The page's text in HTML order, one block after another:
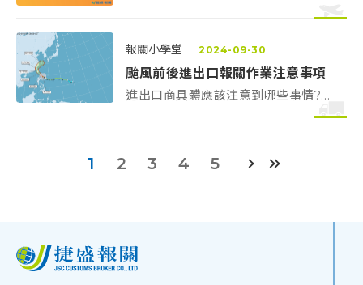
告》，公布2025年進口關稅調整方案
颱風前後進出口報關作業注意事項
報關小學堂 2024-09-30
進出口商具體應該注意到哪些事情?報
關小學堂帶你一一來審視應注意的眉
1 2 3 4 5